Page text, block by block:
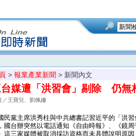
> 報業產業新聞 > 新聞內文
媒遭「洪習會」剔除 仍無
／王寶兒、劉佩姍
民黨主席洪秀柱與中共總書記習近平的「洪
國台辦突然以電話通知《自由時報》、《鏡
這三家媒體被取消採訪資格而未具體說明原